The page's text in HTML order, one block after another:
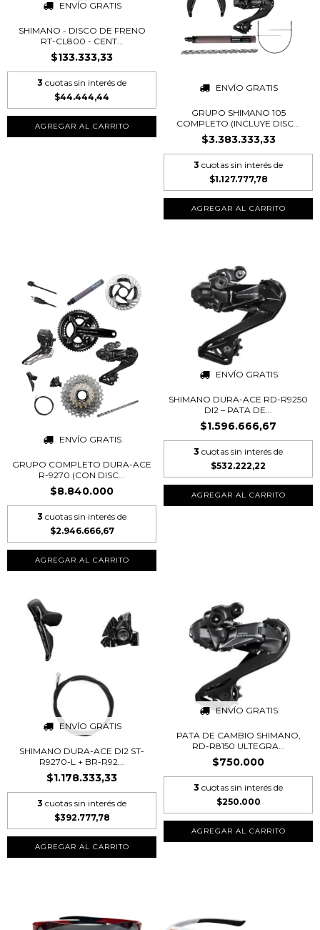
ENVÍO GRATIS
SHIMANO - DISCO DE FRENO
RT-CL800 - CENT...
$133.333,33
3 cuotas sin interés de
$44.444,44
AGREGAR AL CARRITO
ENVÍO GRATIS
GRUPO SHIMANO 105
COMPLETO (INCLUYE DISC...
$3.383.333,33
3 cuotas sin interés de
$1.127.777,78
ENVÍO GRATIS
GRUPO COMPLETO DURA-ACE
R-9270 (CON DISC...
$8.840.000
3 cuotas sin interés de
$2.946.666,67
ENVÍO GRATIS
SHIMANO DURA-ACE RD-R9250
DI2 – PATA DE...
$1.596.666,67
3 cuotas sin interés de
$532.222,22
ENVÍO GRATIS
SHIMANO DURA-ACE DI2 ST-
R9270-L + BR-R92...
$1.178.333,33
3 cuotas sin interés de
$392.777,78
ENVÍO GRATIS
PATA DE CAMBIO SHIMANO,
RD-R8150 ULTEGRA...
$750.000
3 cuotas sin interés de
$250.000